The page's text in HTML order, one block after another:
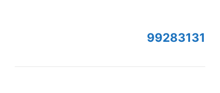
99283131